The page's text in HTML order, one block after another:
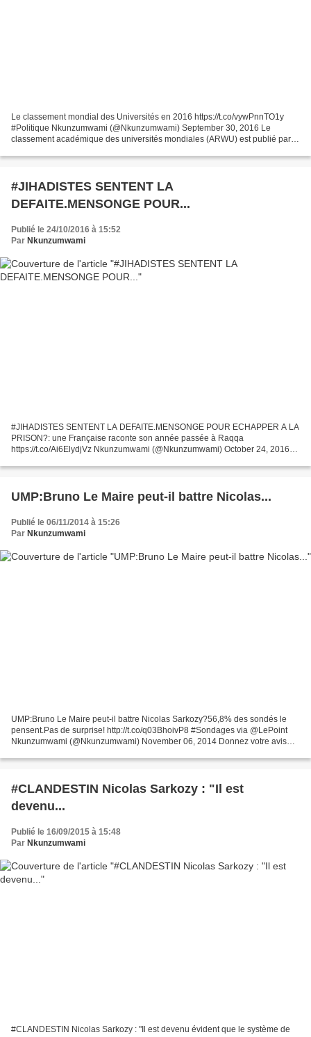
Le classement mondial des Universités en 2016 https://t.co/vywPnnTO1y
#Politique Nkunzumwami (@Nkunzumwami) September 30, 2016 Le
classement académique des universités mondiales (ARWU) est publié par
#JIHADISTES SENTENT LA
DEFAITE.MENSONGE POUR...
Publié le 24/10/2016 à 15:52
Par Nkunzumwami
#JIHADISTES SENTENT LA DEFAITE.MENSONGE POUR ECHAPPER A LA
PRISON?: une Française raconte son année passée à Raqqa
https://t.co/Ai6ElydjVz Nkunzumwami (@Nkunzumwami) October 24, 2016
UMP:Bruno Le Maire peut-il battre Nicolas...
Publié le 06/11/2014 à 15:26
Par Nkunzumwami
UMP:Bruno Le Maire peut-il battre Nicolas Sarkozy?56,8% des sondés le
pensent.Pas de surprise! http://t.co/q03BhoivP8 #Sondages via @LePoint
Nkunzumwami (@Nkunzumwami) November 06, 2014 Donnez votre avis
#CLANDESTIN Nicolas Sarkozy : "Il est
devenu...
Publié le 16/09/2015 à 15:48
Par Nkunzumwami
#CLANDESTIN Nicolas Sarkozy : "Il est devenu évident que le système de